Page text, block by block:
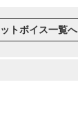
トボイス一覧へ